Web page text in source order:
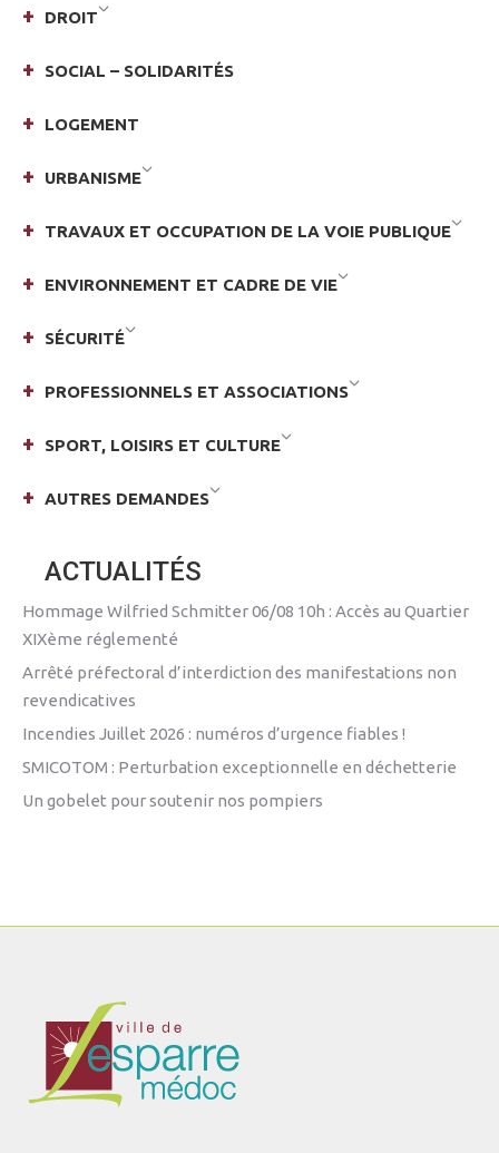
DROIT
SOCIAL – SOLIDARITÉS
LOGEMENT
URBANISME
TRAVAUX ET OCCUPATION DE LA VOIE PUBLIQUE
ENVIRONNEMENT ET CADRE DE VIE
SÉCURITÉ
PROFESSIONNELS ET ASSOCIATIONS
SPORT, LOISIRS ET CULTURE
AUTRES DEMANDES
ACTUALITÉS
Hommage Wilfried Schmitter 06/08 10h : Accès au Quartier
XIXème réglementé
Arrêté préfectoral d’interdiction des manifestations non
revendicatives
Incendies Juillet 2026 : numéros d’urgence fiables !
SMICOTOM : Perturbation exceptionnelle en déchetterie
Un gobelet pour soutenir nos pompiers